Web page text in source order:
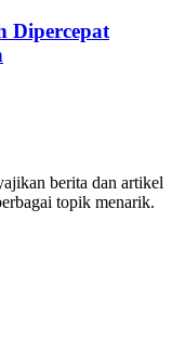
Dipercepat
berita dan artikel
topik menarik.